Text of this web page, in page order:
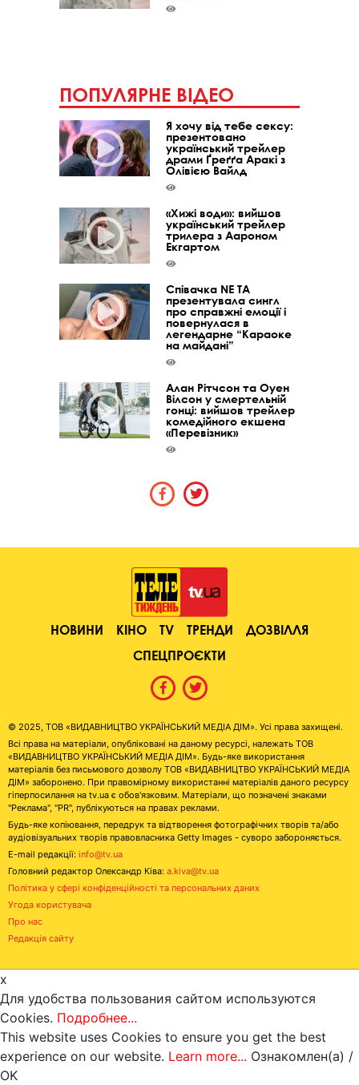
ПОПУЛЯРНЕ ВІДЕО
Я хочу від тебе сексу:
презентовано
український трейлер
драми Ґреґґа Аракі з
Олівією Вайлд
«Хижі води»: вийшов
український трейлер
трилера з Аароном
Екгартом
Співачка NE TA
презентувала сингл
про справжні емоції і
повернулася в
легендарне “Караоке
на майдані”
Алан Рітчсон та Оуен
Вілсон у смертельній
гонці: вийшов трейлер
комедійного екшена
«Перевізник»
НОВИНИ КІНО TV ТРЕНДИ
ДОЗВІЛЛЯ
СПЕЦПРОЄКТИ
© 2025, ТОВ «ВИДАВНИЦТВО УКРАЇНСЬКИЙ МЕДІА ДІМ». Усі права захищені.
Всі права на матеріали, опубліковані на даному ресурсі, належать ТОВ
«ВИДАВНИЦТВО УКРАЇНСЬКИЙ МЕДІА ДІМ». Будь-яке використання
матеріалів без письмового дозволу ТОВ «ВИДАВНИЦТВО УКРАЇНСЬКИЙ МЕДІА
ДІМ» заборонено. При правомірному використанні матеріалів даного ресурсу
гіперпосилання на tv.ua є обов'язковим. Матеріали, що позначені знаками
"Реклама", "PR", публікуються на правах реклами.
Будь-яке копіювання, передрук та відтворення фотографічних творів та/або
аудіовізуальних творів правовласника Getty Images - суворо забороняється.
E-mail редакції: info@tv.ua
Головний редактор Олександр Ківа: a.kiva@tv.ua
Політика у сфері конфіденційності та персональних даних
Угода користувача
Про нас
Редакція сайту
x
Для удобства пользования сайтом используются
Cookies. Подробнее...
This website uses Cookies to ensure you get the best
experience on our website. Learn more... Ознакомлен(а) /
OK